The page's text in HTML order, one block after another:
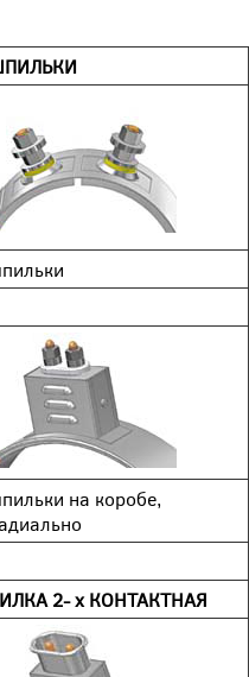
на коробе,
2- х КОНТАКТНАЯ